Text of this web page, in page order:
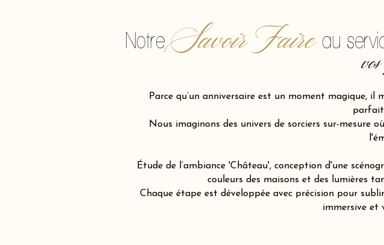
Savoir Faire
Notre au
Parce qu’un anniversaire est un moment magique,
Nous imaginons des univers de sorciers sur-mesure
Étude de l’ambiance 'Château', conception d'une
couleurs des maisons et des lumières
Chaque étape est développée avec précision pour
immersive et